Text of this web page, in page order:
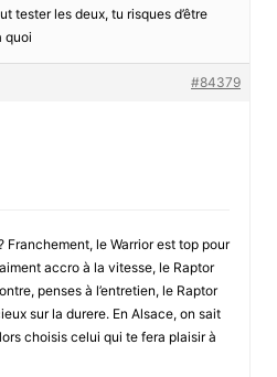
tester les deux, tu risques d’être
quoi
#84379
Franchement, le Warrior est top pour
accro à la vitesse, le Raptor
penses à l’entretien, le Raptor
sur la durere. En Alsace, on sait
choisis celui qui te fera plaisir à